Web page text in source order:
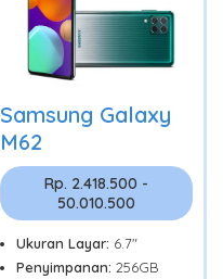
Samsung Galaxy
M62
Rp. 2.418.500 -
50.010.500
Ukuran Layar: 6.7"
Penyimpanan: 256GB